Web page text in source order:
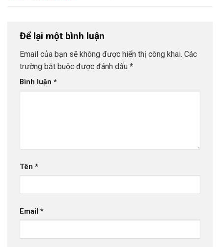
Để lại một bình luận
Email của bạn sẽ không được hiển thị công khai. Các
trường bắt buộc được đánh dấu *
Bình luận *
Tên *
Email *